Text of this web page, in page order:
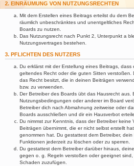
2. EINRÄUMUNG VON NUTZUNGSRECHTEN
Mit dem Erstellen eines Beitrags erteilst du dem
räumlich unbeschränktes und unentgeltliches
Boards zu nutzen.
Das Nutzungsrecht nach Punkt 2, Unterpunkt a
Nutzungsvertrages bestehen.
3. PFLICHTEN DES NUTZERS
Du erklärst mit der Erstellung eines Beitrags,
geltendes Recht oder die guten Sitten verstoßen.
das Recht besitzt, die in deinen Beiträgen
bzw. zu verwenden.
Der Betreiber des Boards übt das Hausrecht aus.
Nutzungsbedingungen oder anderer im Board
Betreiber dich nach Abmahnung zeitweise oder
Boards ausschließen und dir ein Hausverbot
Du nimmst zur Kenntnis, dass der Betreiber keine
Beiträgen übernimmt, die er nicht selbst erstellt
genommen hat. Du gestattest dem Betreiber,
Funktionen jederzeit zu löschen oder zu sperren.
Du gestattest dem Betreiber darüber hinaus,
gegen o. g. Regeln verstoßen oder geeignet
Schaden zuzufügen.